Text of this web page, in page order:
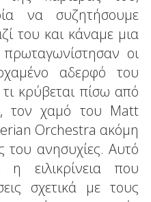
να συζητήσουμε
του και κάναμε μια
οι
αδερφό του
κρύβεται πίσω από
τον χαμό του Matt
Orchestra ακόμη
του ανησυχίες. Αυτό
η ειλικρίνεια που
σχετικά με τους